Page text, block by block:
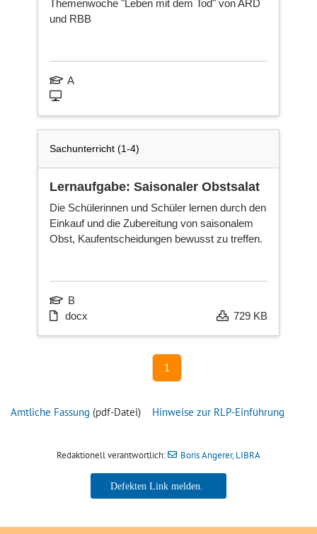
Themenwoche "Leben mit dem Tod" von ARD
und RBB
A
Sachunterricht (1-4)
Lernaufgabe: Saisonaler Obstsalat
Die Schülerinnen und Schüler lernen durch den
Einkauf und die Zubereitung von saisonalem
Obst, Kaufentscheidungen bewusst zu treffen.
B
docx
729 KB
1
Amtliche Fassung (pdf-Datei) Hinweise zur RLP-Einführung
Redaktionell verantwortlich: Boris Angerer, LIBRA
Boris Angerer, LIBRA